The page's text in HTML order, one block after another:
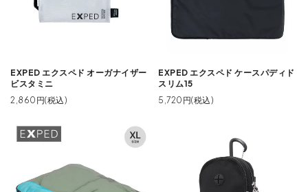
EXPED エクスペド オーガナイザー
ビスタミニ
2,860円(税込)
EXPED エクスペド ケースパディド
スリム15
5,720円(税込)